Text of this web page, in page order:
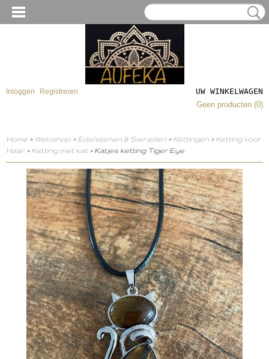
Inloggen Registreren
UW WINKELWAGEN
Geen producten (0)
Home > Webshop > Edelstenen & Sieraden > Kettingen > Ketting voor
Haar > Ketting met kat > Katjes ketting Tiger Eye